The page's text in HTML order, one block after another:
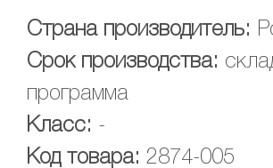
Страна производитель:
Срок производства:
программа
Класс: -
Код товара: 2874-005